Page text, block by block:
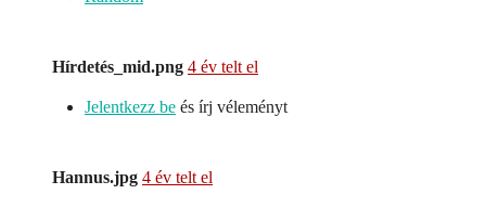
Hírdetés_mid.png 4 év telt el
Jelentkezz be és írj véleményt
Hannus.jpg 4 év telt el